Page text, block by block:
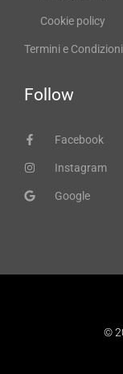
Cookie policy
Termini e Condizioni
Follow
Facebook
Instagram
Google
©